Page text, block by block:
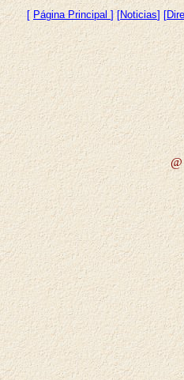
[ Página Principal ][Noticias] [